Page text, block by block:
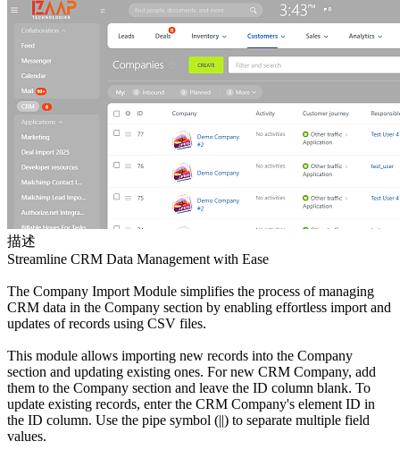
描述
Streamline CRM Data Management with Ease
The Company Import Module simplifies the process of managing
CRM data in the Company section by enabling effortless import and
updates of records using CSV files.
This module allows importing new records into the Company
section and updating existing ones. For new CRM Company, add
them to the Company section and leave the ID column blank. To
update existing records, enter the CRM Company's element ID in
the ID column. Use the pipe symbol (||) to separate multiple field
values.